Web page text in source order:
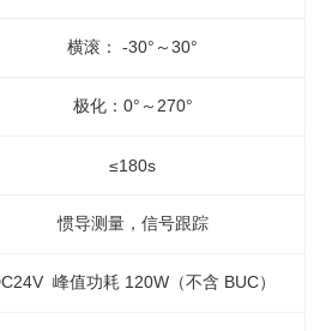
横滚：-30°～30°
极化：0°～270°
≤180s
惯导测量，信号跟踪
DC24V 峰值功耗 120W （不含 BUC）